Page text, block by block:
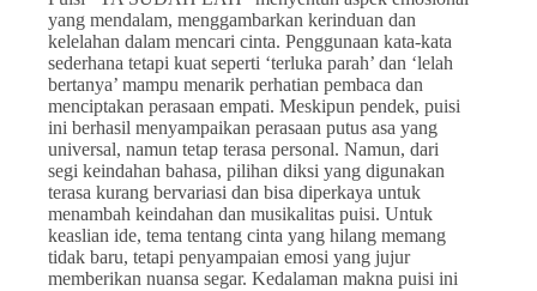
yang mendalam, menggambarkan kerinduan dan
kelelahan dalam mencari cinta. Penggunaan kata-kata
sederhana tetapi kuat seperti ‘terluka parah’ dan ‘lelah
bertanya’ mampu menarik perhatian pembaca dan
menciptakan perasaan empati. Meskipun pendek, puisi
ini berhasil menyampaikan perasaan putus asa yang
universal, namun tetap terasa personal. Namun, dari
segi keindahan bahasa, pilihan diksi yang digunakan
terasa kurang bervariasi dan bisa diperkaya untuk
menambah keindahan dan musikalitas puisi. Untuk
keaslian ide, tema tentang cinta yang hilang memang
tidak baru, tetapi penyampaian emosi yang jujur
memberikan nuansa segar. Kedalaman makna puisi ini